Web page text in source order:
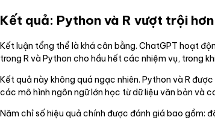
Kết quả: Python và R vượt trội
Kết luận tổng thể là khá cân bằng. ChatGPT hoạt
trong R và Python cho hầu hết các nhiệm vụ, trong
Kết quả này không quá ngạc nhiên. Python và R
các mô hình ngôn ngữ lớn học từ dữ liệu văn bản và
Năm chỉ số hiệu quả chính được đánh giá bao gồm: